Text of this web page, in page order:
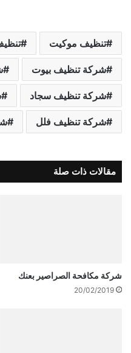
تنظيف موكيت
شركة تنظيف بيوت
شركة تنظيف سجاد
شركة تنظيف فلل
مقالات ذات صلة
شركة مكافحة الصراصير بعنك
20/02/2019